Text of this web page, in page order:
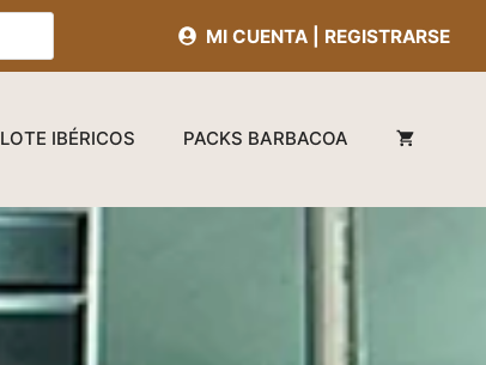
MI CUENTA | REGISTRARSE
LOTE IBÉRICOS PACKS BARBACOA